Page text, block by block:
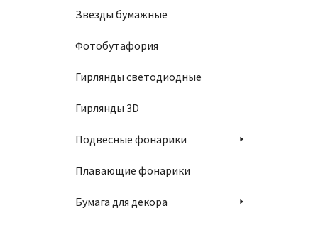
Звезды бумажные
Фотобутафория
Гирлянды светодиодные
Гирлянды 3D
Подвесные фонарики
Плавающие фонарики
Бумага для декора